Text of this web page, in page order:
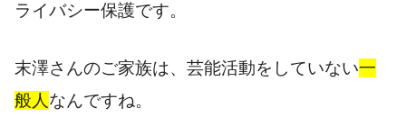
ライバシー保護です。
末澤さんのご家族は、芸能活動をしていない一
般人なんですね。